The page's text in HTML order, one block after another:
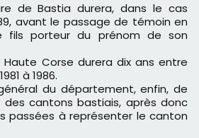
de Bastia durera, dans le cas
avant le passage de témoin en
fils porteur du prénom de son
Corse durera dix ans entre
à 1986.
du département, enfin, de
des cantons bastiais, après donc
passées à représenter le canton